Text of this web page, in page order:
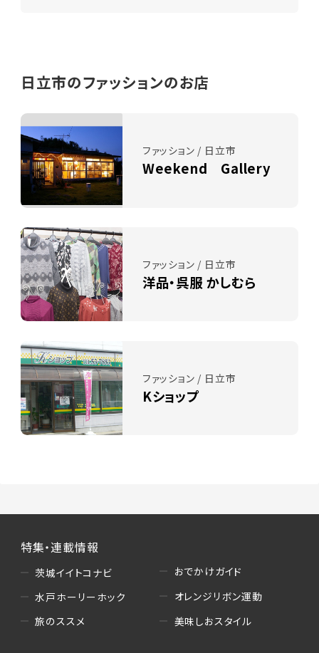
日立市のファッションのお店
ファッション / 日立市
Weekend Gallery
ファッション / 日立市
洋品・呉服 かしむら
ファッション / 日立市
Kショップ
特集・連載情報
茨城イイトコナビ
水戸ホーリーホック
旅のススメ
おでかけガイド
オレンジリボン運動
美味しおスタイル